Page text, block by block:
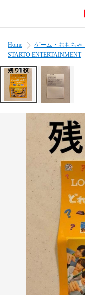
Home ゲーム・おもちゃ
STARTO ENTERTAINMENT